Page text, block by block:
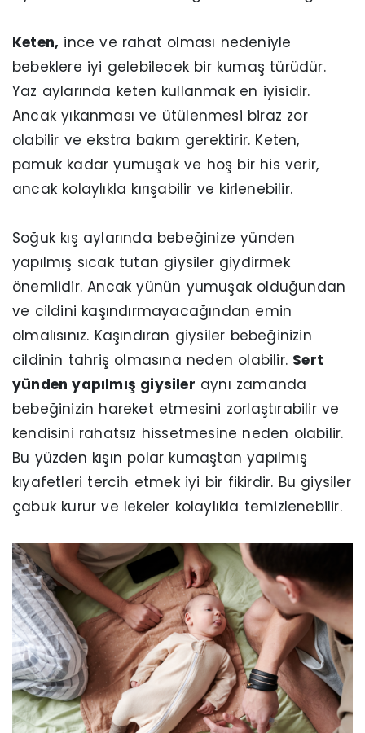
Keten, ince ve rahat olması nedeniyle
bebeklere iyi gelebilecek bir kumaş türüdür.
Yaz aylarında keten kullanmak en iyisidir.
Ancak yıkanması ve ütülenmesi biraz zor
olabilir ve ekstra bakım gerektirir. Keten,
pamuk kadar yumuşak ve hoş bir his verir,
ancak kolaylıkla kırışabilir ve kirlenebilir.
Soğuk kış aylarında bebeğinize yünden
yapılmış sıcak tutan giysiler giydirmek
önemlidir. Ancak yünün yumuşak olduğundan
ve cildini kaşındırmayacağından emin
olmalısınız. Kaşındıran giysiler bebeğinizin
cildinin tahriş olmasına neden olabilir. Sert
yünden yapılmış giysiler aynı zamanda
bebeğinizin hareket etmesini zorlaştırabilir ve
kendisini rahatsız hissetmesine neden olabilir.
Bu yüzden kışın polar kumaştan yapılmış
kıyafetleri tercih etmek iyi bir fikirdir. Bu giysiler
çabuk kurur ve lekeler kolaylıkla temizlenebilir.